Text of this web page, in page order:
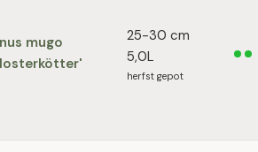
mugo
25-30 cm
5,0L
herfst gepot